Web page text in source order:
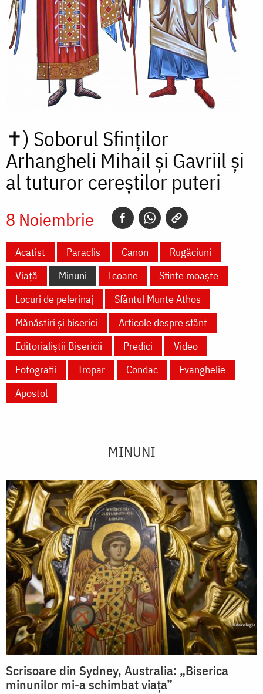
✝) Soborul Sfinților
Arhangheli Mihail și Gavriil și
al tuturor cereștilor puteri
8 Noiembrie
Acatist Paraclis Canon
Rugăciuni
Viață
Minuni Icoane
Sfinte moaște
Locuri de pelerinaj
Sfântul Munte Athos
Mănăstiri și biserici
Articole despre sfânt
Editorialiștii Bisericii
Predici
Video
Fotografii
Tropar Condac
Evanghelie
Apostol
MINUNI
Scrisoare din Sydney, Australia: „Biserica
minunilor mi-a schimbat viața”